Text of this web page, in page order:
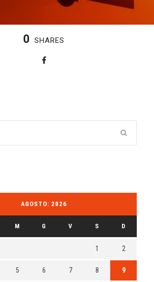
0 SHARES
AGOSTO: 2026
M G V S D
1 2
5 6 7 8 9